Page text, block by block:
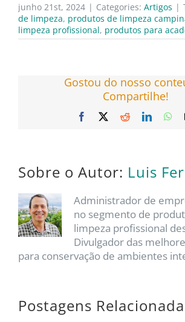
junho 21st, 2024 | Categories: Artigos |
de limpeza, produtos de limpeza
limpeza profissional, produtos para
Gostou do nosso
Compartilhe!
Facebook Reddit
Sobre o Autor: Luis
Administrador de
no segmento de
limpeza profissional
Divulgador das
para conservação de ambientes
Postagens